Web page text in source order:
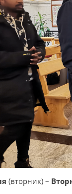
(вторник) –